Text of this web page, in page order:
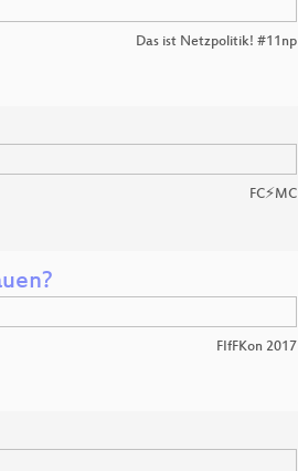
Das ist Netzpolitik! #11np
FC⚡MC
FIfFKon 2017